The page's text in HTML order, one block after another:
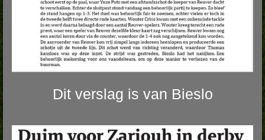
Dit verslag is van Bieslo